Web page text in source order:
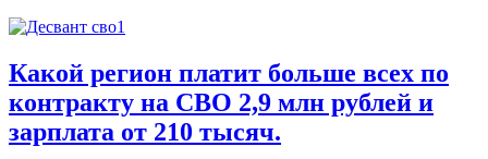
Какой регион платит больше всех по
контракту на СВО 2,9 млн рублей и
зарплата от 210 тысяч.